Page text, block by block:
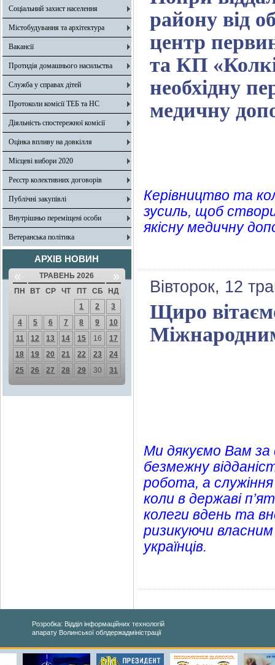
Соціальний захист населення
Містобудування та архітектура
Вакансії
Протидія домашнього насильства
Служба у справах дітей
Протоколи комісії ТЕБ та НС
Діяльність спостережної комісії
Оцінка впливу на довкілля
Місцеві вибори 2020
Реєстр колективних договорів
Публічні закупівлі
Внутрішньо переміщені особи
Ветеранська політика
АРХІВ НОВИН
« ТРАВЕНЬ 2026 »
ПН ВТ СР ЧТ ПТ СБ
НД
1
2
3
4
5 6 7 8 9
10
11
12 13 14 15 16
17
18
19 20 21 22 23
24
25
26 27 28 29 30 31
району від
центр
та КП
необхідну
медичну
Керівництво та
зусиль, щоб
якісну медичну
Вівторок, 12
Щиро
Ми дякуємо Вам
безмежну
робота, а
коли в державі
колеги вдень та
ризикуючи
українців.
Розробка: Відділ інформаційних технологій
апарату Волинської облдержадміністрації